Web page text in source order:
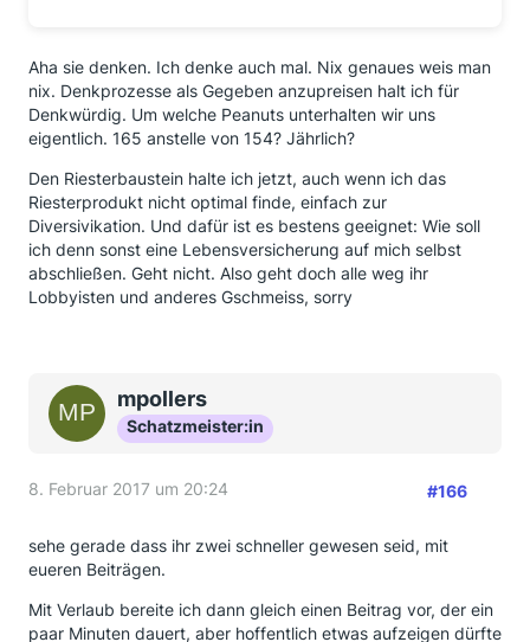
Aha sie denken. Ich denke auch mal. Nix genaues weis man
nix. Denkprozesse als Gegeben anzupreisen halt ich für
Denkwürdig. Um welche Peanuts unterhalten wir uns
eigentlich. 165 anstelle von 154? Jährlich?
Den Riesterbaustein halte ich jetzt, auch wenn ich das
Riesterprodukt nicht optimal finde, einfach zur
Diversivikation. Und dafür ist es bestens geeignet: Wie soll
ich denn sonst eine Lebensversicherung auf mich selbst
abschließen. Geht nicht. Also geht doch alle weg ihr
Lobbyisten und anderes Gschmeiss, sorry
mpollers
Schatzmeister:in
8. Februar 2017 um 20:24 #166
sehe gerade dass ihr zwei schneller gewesen seid, mit
eueren Beiträgen.
Mit Verlaub bereite ich dann gleich einen Beitrag vor, der ein
paar Minuten dauert, aber hoffentlich etwas aufzeigen dürfte